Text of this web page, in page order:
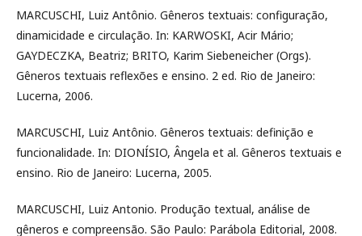
MARCUSCHI, Luiz Antônio. Gêneros textuais: configuração,
dinamicidade e circulação. In: KARWOSKI, Acir Mário;
GAYDECZKA, Beatriz; BRITO, Karim Siebeneicher (Orgs).
Gêneros textuais reflexões e ensino. 2 ed. Rio de Janeiro:
Lucerna, 2006.
MARCUSCHI, Luiz Antônio. Gêneros textuais: definição e
funcionalidade. In: DIONÍSIO, Ângela et al. Gêneros textuais e
ensino. Rio de Janeiro: Lucerna, 2005.
MARCUSCHI, Luiz Antonio. Produção textual, análise de
gêneros e compreensão. São Paulo: Parábola Editorial, 2008.